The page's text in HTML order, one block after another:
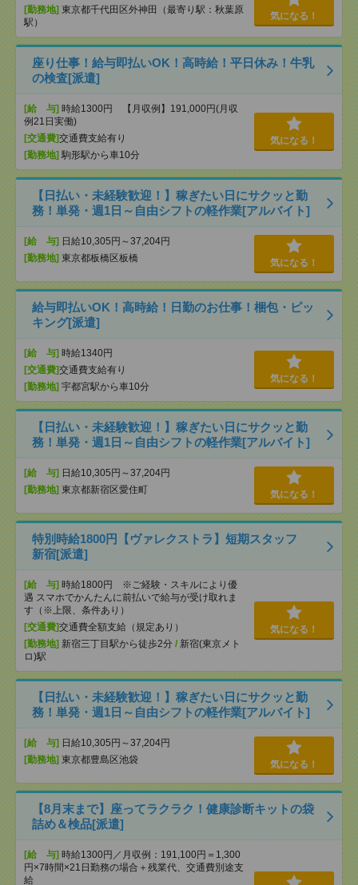
[勤務地] 東京都千代田区外神田（最寄り駅：秋葉原
駅）
気になる！
座り仕事！給与即払いOK！高時給！平日休み！牛乳
の検査[派遣]
[給 与] 時給1300円 【月収例】191,000円(月収
例21日実働)
[交通費]交通費支給有り
[勤務地] 駒形駅から車10分
気になる！
【日払い・未経験歓迎！】稼ぎたい日にサクッと勤
務！単発・週1日～自由シフトの軽作業[アルバイト]
[給 与] 日給10,305円～37,204円
[勤務地] 東京都板橋区板橋 気になる！
給与即払いOK！高時給！日勤のお仕事！梱包・ピッ
キング[派遣]
[給 与] 時給1340円
[交通費]交通費支給有り
[勤務地] 宇都宮駅から車10分
気になる！
【日払い・未経験歓迎！】稼ぎたい日にサクッと勤
務！単発・週1日～自由シフトの軽作業[アルバイト]
[給 与] 日給10,305円～37,204円
[勤務地] 東京都新宿区愛住町 気になる！
特別時給1800円【ヴァレクストラ】短期スタッフ
新宿[派遣]
[給 与] 時給1800円 ※ご経験・スキルにより優
遇 スマホでかんたんに前払いで給与が受け取れま
す（※上限、条件あり）
[交通費]交通費全額支給（規定あり）
[勤務地] 新宿三丁目駅から徒歩2分 / 新宿(東京メト
ロ)駅
気になる！
【日払い・未経験歓迎！】稼ぎたい日にサクッと勤
務！単発・週1日～自由シフトの軽作業[アルバイト]
[給 与] 日給10,305円～37,204円
[勤務地] 東京都豊島区池袋 気になる！
【8月末まで】座ってラクラク！健康診断キットの袋
詰め＆検品[派遣]
[給 与] 時給1300円／月収例：191,100円＝1,300
円×7時間×21日勤務の場合＋残業代、交通費別途支
給